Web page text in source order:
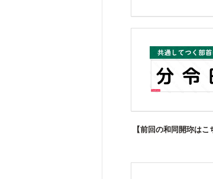
【前回の和同開珎はこ